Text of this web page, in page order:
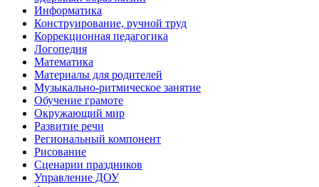
Информатика
Конструирование, ручной труд
Коррекционная педагогика
Логопедия
Математика
Материалы для родителей
Музыкально-ритмическое занятие
Обучение грамоте
Окружающий мир
Развитие речи
Региональный компонент
Рисование
Сценарии праздников
Управление ДОУ